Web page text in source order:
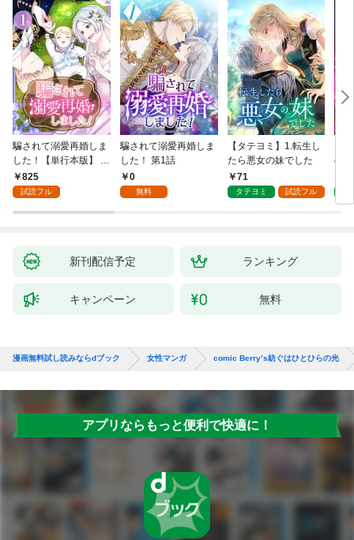
騙されて溺愛再婚しま
した！【単行本版】 1
巻825
試読フル
騙されて溺愛再婚しま
した！ 第1話
0
無料
【タテヨミ】1.転生し
たら悪女の妹でした
71
タテヨミ 試読フル
の
新刊配信予定 ランキング
キャンペーン 無料
漫画無料試し読みならdブック 女性マンガ comic Berry’s紡ぐはひとひらの光
アプリならもっと便利で快適に！